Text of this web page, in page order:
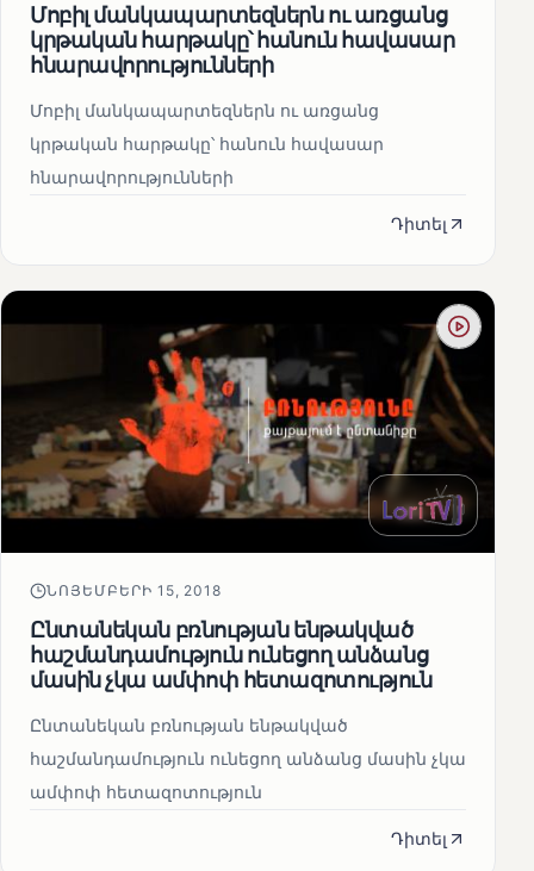
Մոբիլ մանկապարտեզներն ու առցանց
կրթական հարթակը՝ հանուն հավասար
հնարավորությունների
Մոբիլ մանկապարտեզներն ու առցանց
կրթական հարթակը՝ հանուն հավասար
հնարավորությունների
Դիտել
ՆՈՅԵՄԲԵՐԻ 15, 2018
Ընտանեկան բռնության ենթակված
հաշմանդամություն ունեցող անձանց
մասին չկա ամփոփ հետազոտություն
Ընտանեկան բռնության ենթակված
հաշմանդամություն ունեցող անձանց մասին չկա
ամփոփ հետազոտություն
Դիտել